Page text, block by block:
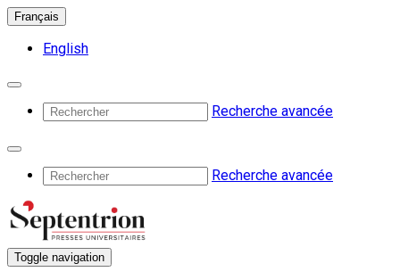
Français
English
Recherche avancée
Recherche avancée
Toggle navigation